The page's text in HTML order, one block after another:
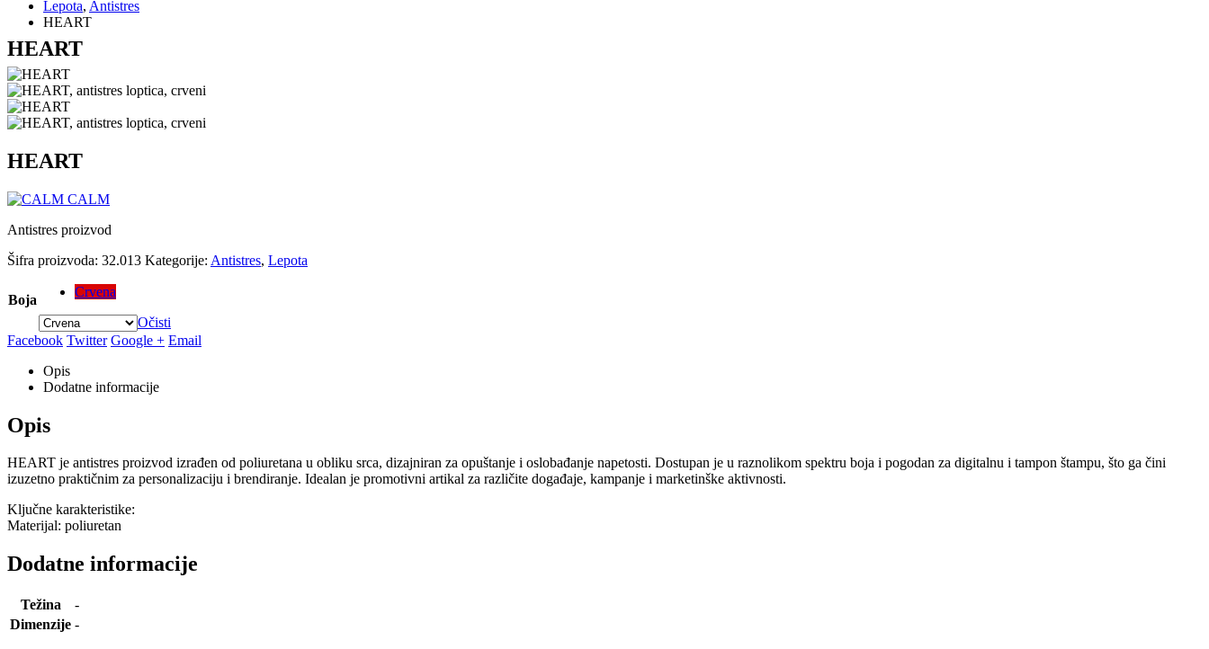
Lepota, Antistres
HEART
HEART
HEART
CALM
Antistres proizvod
Šifra proizvoda: 32.013 Kategorije: Antistres, Lepota
Boja
Crvena
Očisti
Facebook Twitter Google + Email
Opis
Dodatne informacije
Opis
HEART je antistres proizvod izrađen od poliuretana u obliku srca, dizajniran za opuštanje i oslobađanje napetosti. Dostupan je u raznolikom spektru boja i pogodan za digitalnu i tampon štampu, što ga čini
izuzetno praktičnim za personalizaciju i brendiranje. Idealan je promotivni artikal za različite događaje, kampanje i marketinške aktivnosti.
Ključne karakteristike:
Materijal: poliuretan
Dodatne informacije
Težina
-
Dimenzije -